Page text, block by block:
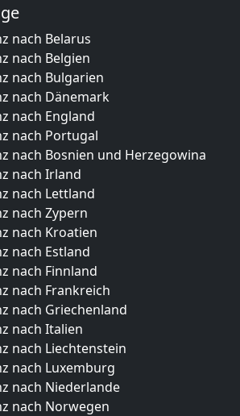
nach Belarus
nach Belgien
nach Bulgarien
nach Dänemark
nach England
nach Portugal
nach Bosnien und Herzegowina
nach Irland
nach Lettland
nach Zypern
nach Kroatien
nach Estland
nach Finnland
nach Frankreich
nach Griechenland
nach Italien
nach Liechtenstein
nach Luxemburg
nach Niederlande
nach Norwegen